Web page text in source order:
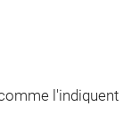
l'indiquent